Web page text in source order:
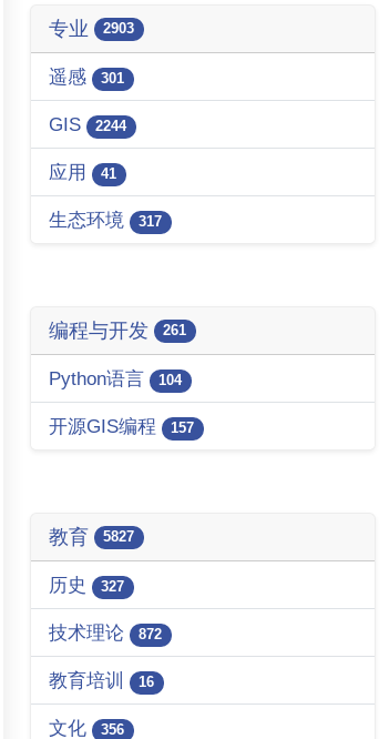
专业 2903
遥感 301
GIS 2244
应用 41
生态环境 317
编程与开发 261
Python语言 104
开源GIS编程 157
教育 5827
历史 327
技术理论 872
教育培训 16
文化 356